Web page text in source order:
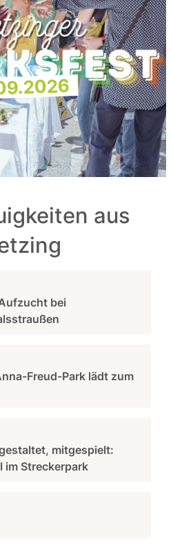
aus
bei
Freud-Park lädt zum
mitgespielt:
im Streckerpark